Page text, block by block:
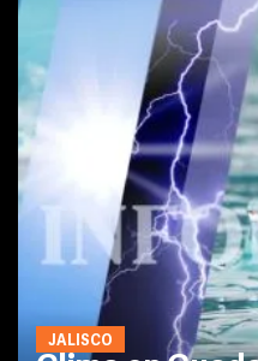
JALISCO